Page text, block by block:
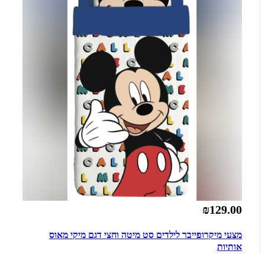
₪129.00
מצעי מיקרופייבר לילדים סט מיטה וחצי דגם מיקי מאוס
אותיות